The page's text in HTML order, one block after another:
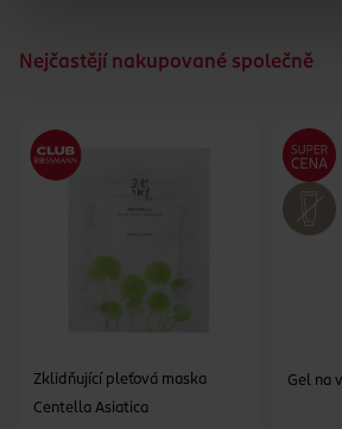
Nejčastějí nakupované společně
Zklidňující pleťová maska
Centella Asiatica
Gel na